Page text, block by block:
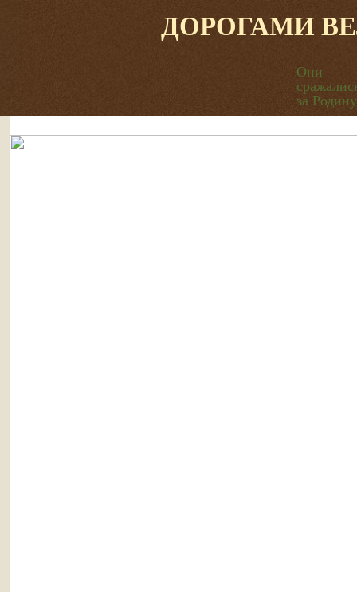
ДОРОГАМИ
Они
за Родину